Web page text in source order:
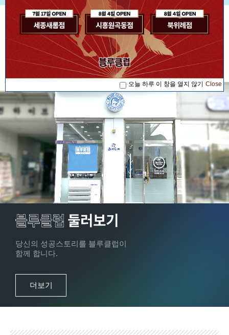
공지사항
[공지사항] [블루소식]2026. 07. 17 '블루...
[공지사항] [블루소식]2026. 08. 04 '블루...
[공지사항] [블루소식]2026. 08. 04 '블루...
[공지사항] [블루소식]2026. 07. 17 '블루...
[공지사항] [블루소식]2026. 08. 04 '블루...
당신의 성공스토리를 블루클럽이
함께 합니다.
더보기
오늘 하루 이 창을 열지 않기 Close
오늘 하루 이 창을 열지 않기 Close